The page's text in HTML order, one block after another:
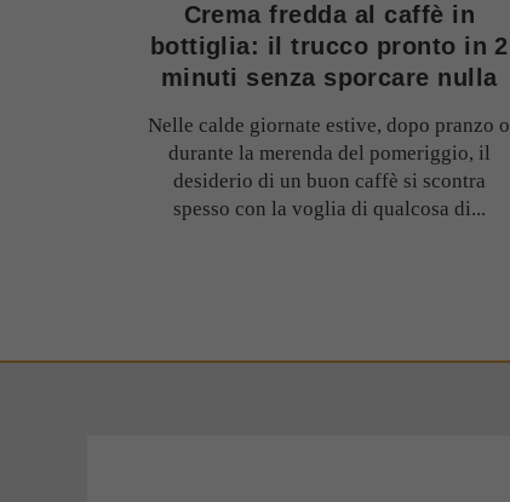
Crema fredda al caffè in
bottiglia: il trucco pronto in 2
minuti senza sporcare nulla
Nelle calde giornate estive, dopo pranzo o
durante la merenda del pomeriggio, il
desiderio di un buon caffè si scontra
spesso con la voglia di qualcosa di...